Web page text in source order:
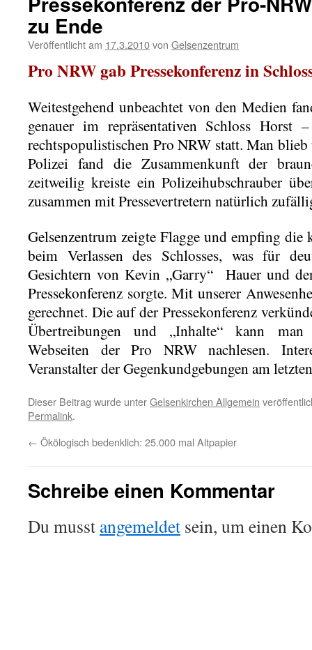
zu Ende
Veröffentlicht am 17.3.2010von Gelsenzentrum
Pro NRW gab Pressekonferenz in
Weitestgehend unbeachtet von den Medien
genauer im repräsentativen Schloss Horst
rechtspopulistischen Pro NRW statt. Man
Polizei fand die Zusammenkunft der
zeitweilig kreiste ein Polizeihubschrauber
zusammen mit Pressevertretern natürlich
Gelsenzentrum zeigte Flagge und empfing die
beim Verlassen des Schlosses, was für
Gesichtern von Kevin „Garry“ Hauer und
Pressekonferenz sorgte. Mit unserer
gerechnet. Die auf der Pressekonferenz
Übertreibungen und „Inhalte“ kann man
Webseiten der Pro NRW nachlesen.
Veranstalter der Gegenkundgebungen am
Dieser Beitrag wurde unterGelsenkirchen Allgemein
Permalink.
← Ökölogisch bedenklich: 25.000 mal Altpapier
Schreibe einen Kommentar
Du musst angemeldet sein, um einen